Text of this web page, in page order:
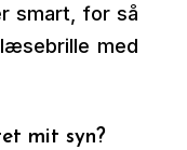
smart, for så
med
mit syn?